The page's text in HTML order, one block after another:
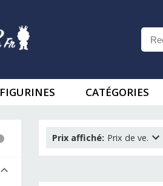
FIGURINES CATÉGORIES
Prix affiché: Prix de ve.